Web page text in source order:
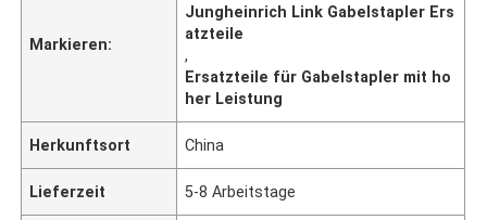
Markieren:
Jungheinrich Link Gabelstapler Ers
atzteile
,
Ersatzteile für Gabelstapler mit ho
her Leistung
Herkunftsort China
Lieferzeit 5-8 Arbeitstage